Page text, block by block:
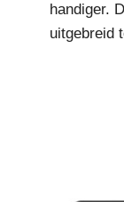
handiger.
uitgebreid